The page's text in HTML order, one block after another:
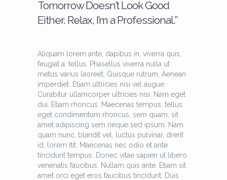
Tomorrow Doesn’t Look Good
Either. Relax, I’m a Professional.”
Aliquam lorem ante, dapibus in, viverra quis,
feugiat a, tellus. Phasellus viverra nulla ut
metus varius laoreet. Quisque rutrum. Aenean
imperdiet. Etiam ultricies nisi vel augue.
Curabitur ullamcorper ultricies nisi. Nam eget
dui. Etiam rhoncus. Maecenas tempus, tellus
eget condimentum rhoncus, sem quam, sit
amet adipiscing sem neque sed ipsum. Nam
quam nunc, blandit vel, luctus pulvinar, drerit
id, lorem itit. Maecenas nec odio et ante
tincidunt tempus. Donec vitae sapien ut libero
venenatis faucibus. Nullam quis ante. Etiam sit
amet orci eget eros faucibus tincidunt. Duis